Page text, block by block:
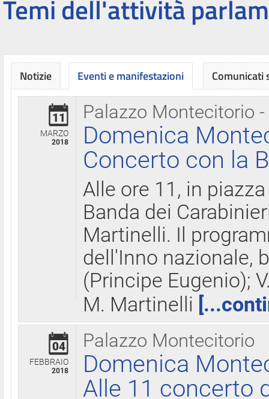
Temi dell'attività
Notizie Eventi e manifestazioni
Palazzo Montecitorio
11
MARZO
2018
Domenica
Concerto con la
Alle ore 11, in
Banda dei
Martinelli. Il
dell'Inno nazionale,
(Principe Eugenio);
M. Martinelli
Palazzo Montecitorio
04
FEBBRAIO
2018
Domenica
Alle 11 concerto
Comunicati